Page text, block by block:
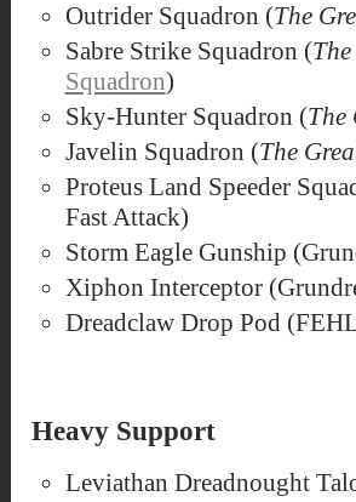
Outrider Squadron (The
Sabre Strike Squadron (
Squadron)
Sky-Hunter Squadron (The
Javelin Squadron (The
Proteus Land Speeder
Fast Attack)
Storm Eagle Gunship
Xiphon Interceptor
Dreadclaw Drop Pod
Heavy Support
Leviathan Dreadnought